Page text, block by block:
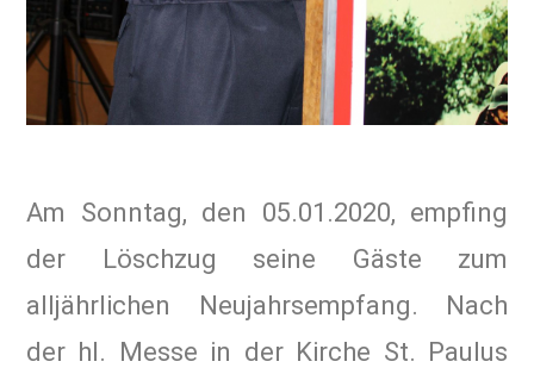
Am Sonntag, den 05.01.2020, empfing
der Löschzug seine Gäste zum
alljährlichen Neujahrsempfang. Nach
der hl. Messe in der Kirche St. Paulus